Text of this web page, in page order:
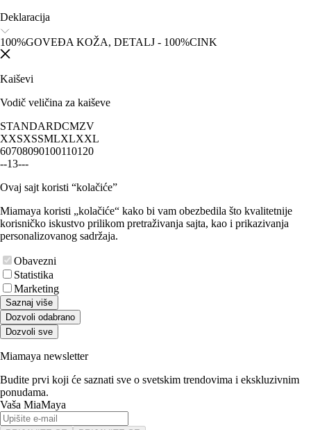
Deklaracija
100%GOVEĐA KOŽA, DETALJ - 100%CINK
Kaiševi
Vodič veličina za kaiševe
STANDARDCMZV
XXSXSSMLXLXXL
60708090100110120
--13---
Ovaj sajt koristi “kolačiće”
Miamaya koristi „kolačiće“ kako bi vam obezbedila što kvalitetnije
korisničko iskustvo prilikom pretraživanja sajta, kao i prikazivanja
personalizovanog sadržaja.
Obavezni
Statistika
Marketing
Saznaj više
Dozvoli odabrano
Dozvoli sve
Miamaya newsletter
Budite prvi koji će saznati sve o svetskim trendovima i ekskluzivnim
ponudama.
Vaša MiaMaya